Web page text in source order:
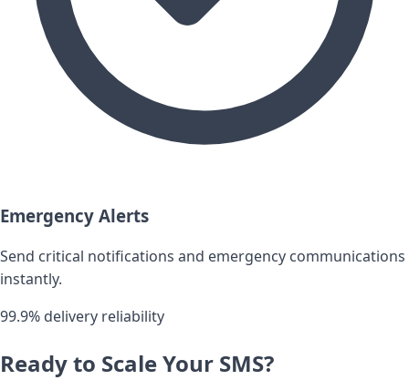
Emergency Alerts
Send critical notifications and emergency communications
instantly.
99.9% delivery reliability
Ready to Scale Your SMS?